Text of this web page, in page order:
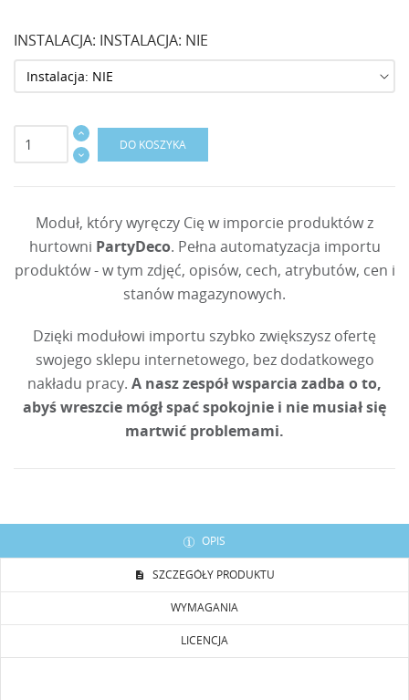
INSTALACJA: INSTALACJA: NIE
DO KOSZYKA
Moduł, który wyręczy Cię w imporcie produktów z
hurtowni PartyDeco. Pełna automatyzacja importu
produktów - w tym zdjęć, opisów, cech, atrybutów, cen i
stanów magazynowych.
Dzięki modułowi importu szybko zwiększysz ofertę
swojego sklepu internetowego, bez dodatkowego
nakładu pracy. A nasz zespół wsparcia zadba o to,
abyś wreszcie mógł spać spokojnie i nie musiał się
martwić problemami.
OPIS
SZCZEGÓŁY PRODUKTU
WYMAGANIA
LICENCJA